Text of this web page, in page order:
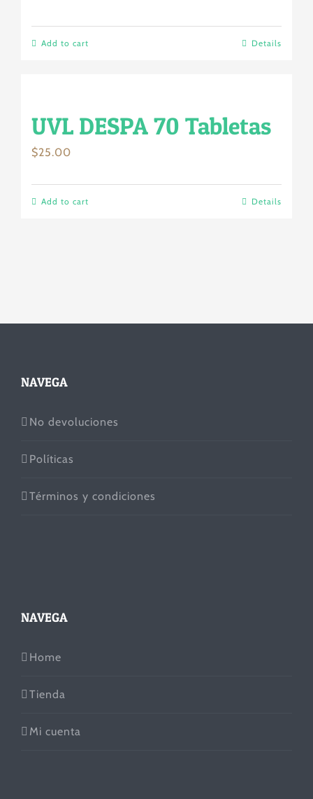
Add to cart Details
UVL DESPA 70 Tabletas
$25.00
Add to cart Details
NAVEGA
No devoluciones
Políticas
Términos y condiciones
NAVEGA
Home
Tienda
Mi cuenta